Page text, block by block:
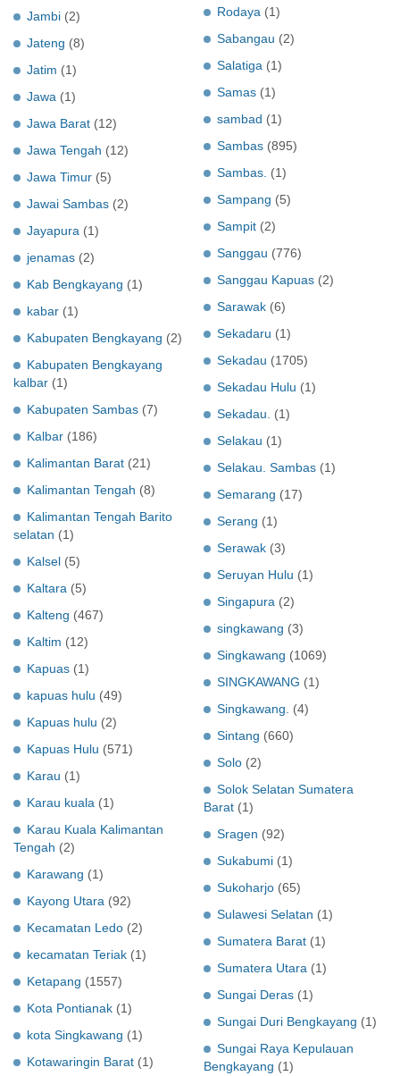
Jambi (2)
Jateng (8)
Jatim (1)
Jawa (1)
Jawa Barat (12)
Jawa Tengah (12)
Jawa Timur (5)
Jawai Sambas (2)
Jayapura (1)
jenamas (2)
Kab Bengkayang (1)
kabar (1)
Kabupaten Bengkayang (2)
Kabupaten Bengkayang
kalbar (1)
Kabupaten Sambas (7)
Kalbar (186)
Kalimantan Barat (21)
Kalimantan Tengah (8)
Kalimantan Tengah Barito
selatan (1)
Kalsel (5)
Kaltara (5)
Kalteng (467)
Kaltim (12)
Kapuas (1)
kapuas hulu (49)
Kapuas hulu (2)
Kapuas Hulu (571)
Karau (1)
Karau kuala (1)
Karau Kuala Kalimantan
Tengah (2)
Karawang (1)
Kayong Utara (92)
Kecamatan Ledo (2)
kecamatan Teriak (1)
Ketapang (1557)
Kota Pontianak (1)
kota Singkawang (1)
Kotawaringin Barat (1)
Rodaya (1)
Sabangau (2)
Salatiga (1)
Samas (1)
sambad (1)
Sambas (895)
Sambas. (1)
Sampang (5)
Sampit (2)
Sanggau (776)
Sanggau Kapuas (2)
Sarawak (6)
Sekadaru (1)
Sekadau (1705)
Sekadau Hulu (1)
Sekadau.
(1)
Selakau (1)
Selakau. Sambas (1)
Semarang (17)
Serang (1)
Serawak (3)
Seruyan Hulu (1)
Singapura (2)
singkawang (3)
Singkawang (1069)
SINGKAWANG (1)
Singkawang.
(4)
Sintang (660)
Solo (2)
Solok Selatan Sumatera
Barat (1)
Sragen (92)
Sukabumi (1)
Sukoharjo (65)
Sulawesi Selatan (1)
Sumatera Barat (1)
Sumatera Utara (1)
Sungai Deras (1)
Sungai Duri Bengkayang (1)
Sungai Raya Kepulauan
Bengkayang (1)